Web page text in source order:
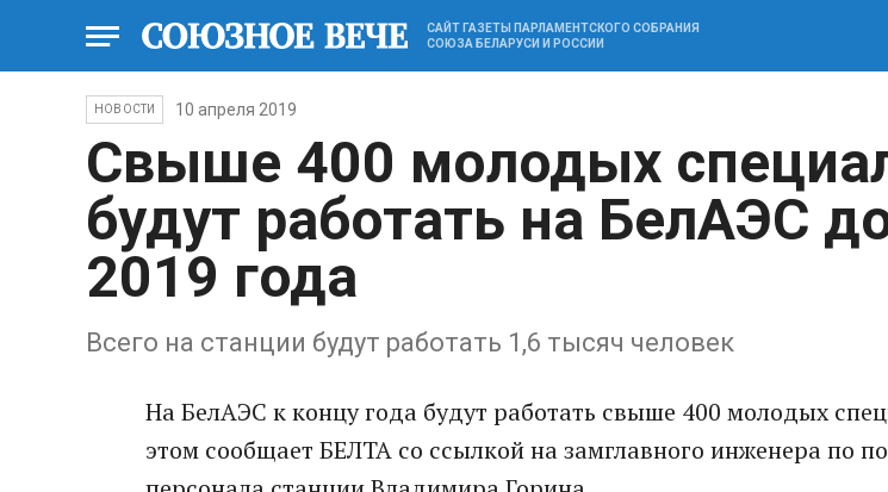
САЙТ ГАЗЕТЫ ПАРЛАМЕНТСКОГО СОБРАНИЯ
СОЮЗА БЕЛАРУСИ И РОССИИ
НОВОСТИ 10 апреля 2019
Свыше 400 молодых
будут работать на БелАЭС
2019 года
Всего на станции будут работать 1,6 тысяч человек
На БелАЭС к концу года будут работать свыше 400 молодых
этом сообщает БЕЛТА со ссылкой на замглавного инженера по